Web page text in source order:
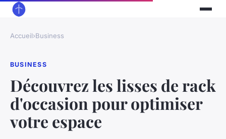
Accueil›Business
BUSINESS
Découvrez les lisses de rack
d'occasion pour optimiser
votre espace